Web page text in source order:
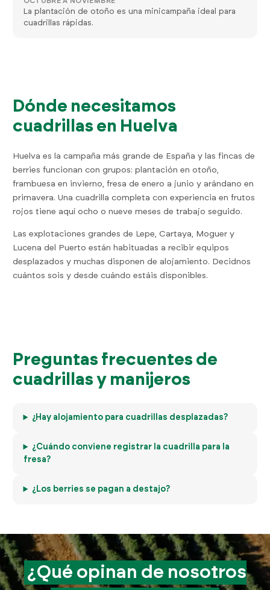
La plantación de otoño es una minicampaña ideal para
cuadrillas rápidas.
Dónde necesitamos
cuadrillas en Huelva
Huelva es la campaña más grande de España y las fincas de
berries funcionan con grupos: plantación en otoño,
frambuesa en invierno, fresa de enero a junio y arándano en
primavera. Una cuadrilla completa con experiencia en frutos
rojos tiene aquí ocho o nueve meses de trabajo seguido.
Las explotaciones grandes de Lepe, Cartaya, Moguer y
Lucena del Puerto están habituadas a recibir equipos
desplazados y muchas disponen de alojamiento. Decidnos
cuántos sois y desde cuándo estáis disponibles.
Preguntas frecuentes de
cuadrillas y manijeros
¿Hay alojamiento para cuadrillas desplazadas?
¿Cuándo conviene registrar la cuadrilla para la
fresa?
¿Los berries se pagan a destajo?
¿Qué opinan de nosotros